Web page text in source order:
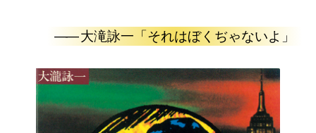
—— 大滝詠一「それはぼくぢゃないよ」